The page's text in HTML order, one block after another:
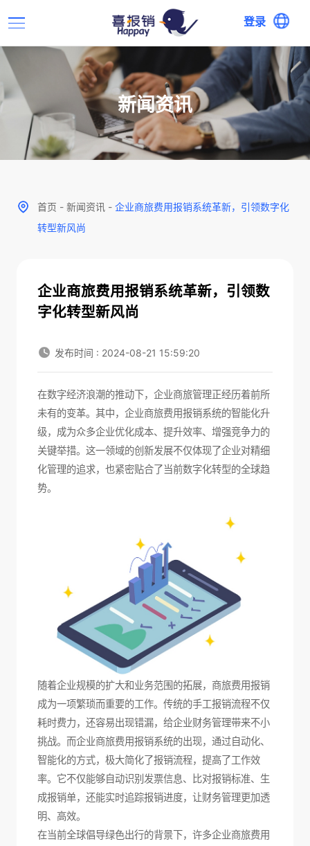
登录
新闻资讯
首页 - 新闻资讯 - 企业商旅费用报销系统革新，引领数字化
转型新风尚
企业商旅费用报销系统革新，引领数
字化转型新风尚
发布时间 : 2024-08-21 15:59:20
在数字经济浪潮的推动下，企业商旅管理正经历着前所
未有的变革。其中， 企业商旅费用报销系统的智能化升
级，成为众多企业优化成本、提升效率、增强竞争力的
关键举措。这一领域的创新发展不仅体现了企业对精细
化管理的追求，也紧密贴合了当前数字化转型的全球趋
势。
随着企业规模的扩大和业务范围的拓展，商旅费用报销
成为一项繁琐而重要的工作。传统的手工报销流程不仅
耗时费力，还容易出现错漏，给企业财务管理带来不小
挑战。而企业商旅费用报销系统的出现，通过自动化、
智能化的方式，极大简化了报销流程，提高了工作效
率。它不仅能够自动识别发票信息、比对报销标准、生
成报销单，还能实时追踪报销进度，让财务管理更加透
明、高效。
在当前全球倡导绿色出行的背景下，许多企业商旅费用